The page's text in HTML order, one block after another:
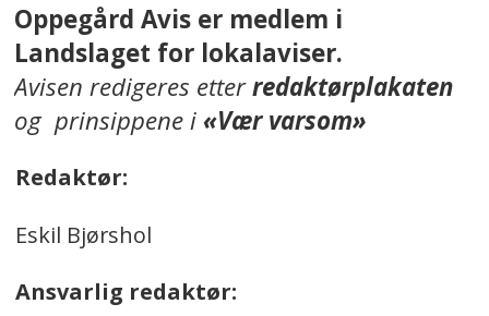
Oppegård Avis er medlem i
Landslaget for lokalaviser.
Avisen redigeres etterredaktørplakaten
og prinsippene i«Vær varsom»
Redaktør:
Eskil Bjørshol
Ansvarlig redaktør: